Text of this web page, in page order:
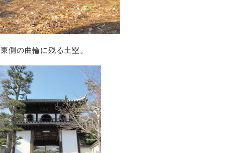
東側の曲輪に残る土塁。